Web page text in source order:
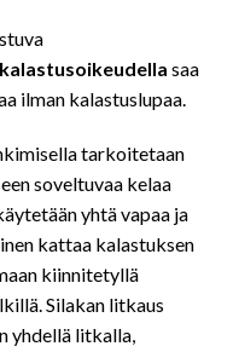
saa
ilman kalastuslupaa.
tarkoitetaan
soveltuvaa kelaa
yhtä vapaa ja
kattaa kalastuksen
kiinnitetyllä
Silakan litkaus
yhdellä litkalla,